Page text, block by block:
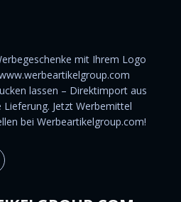
mit Ihrem Logo
lassen – Direktimport aus
Jetzt Werbemittel
bei Werbeartikelgroup.com!